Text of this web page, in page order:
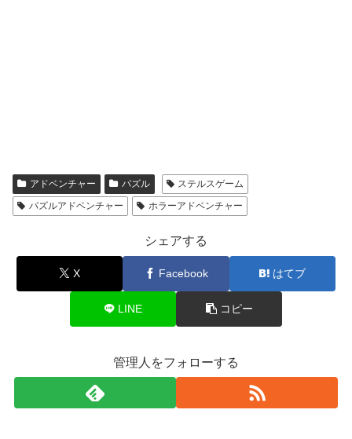
アドベンチャー パズル
ステルスゲーム
パズルアドベンチャー
ホラーアドベンチャー
シェアする
X Facebook はてブ
LINE コピー
管理人をフォローする